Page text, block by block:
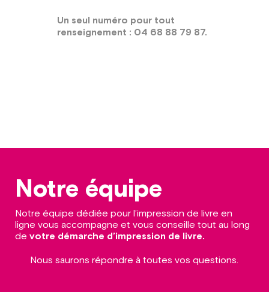
Un seul numéro pour tout
renseignement : 04 68 88 79 87.
Notre équipe
Notre équipe dédiée pour l’impression de livre en
ligne vous accompagne et vous conseille tout au long
de votre démarche d’impression de livre.
Nous saurons répondre à toutes vos questions.